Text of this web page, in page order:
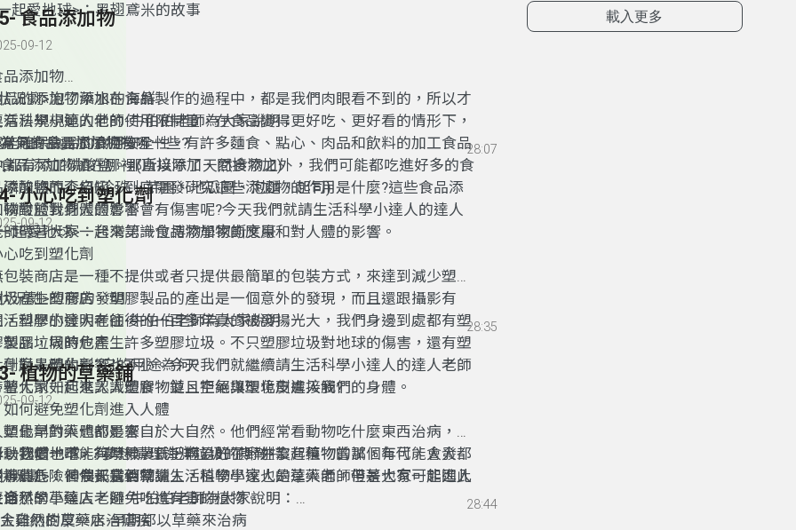
起愛地球>：黑翅鳶米的故事
食品添加物
09-12
品添加物
品的添加物添加在食品製作的過程中，都是我們肉眼看不到的，所以才
有法規規範的他的使用限制量，在食品變得更好吃、更好看的情形下，
能確保食品的食用安全性。有許多麵食、點心、肉品和飲料的加工食品
,都有添加磷酸鹽。那所以除了天然食物之外，我們可能都吃進好多的食
添加物而不自知。到底開發研究這些添加物的作用是什麼?這些食品添
物對於我們人體會不會有傷害呢?今天我們就請生活科學小達人的達人
師帶著大家一起來認識食品添加物的應用和對人體的影響。
況劇>泡了藥水的海鮮
活科學小達人老師-牛伯伯老師為大家說明：
見的食品添加物有哪一些?
何食品要加添加物?
品添加物加在哪裡(直接添加、間接添加)
磷酸鹽的介紹(珍珠、芋圓、地瓜圓、泡麵、起司)
磷酸鹽對身體的影響
起愛地球>：台灣第一位博物學家斯文豪
28:07
小心吃到塑化劑
09-12
心吃到塑化劑
包裝商店是一種不提供或者只提供最簡單的包裝方式，來達到減少塑膠
圾產生的商店。塑膠製品的產出是一個意外的發現，而且還跟攝影有
，塑膠的發明在往後的一百多年真的被發揚光大，我們身邊到處都有塑
製品，同時也產生許多塑膠垃圾。不只塑膠垃圾對地球的傷害，還有塑
劑對人體的影響也不小。今天我們就繼續請生活科學小達人的達人老師
著大家一起來認識塑膠，並且拒絕讓塑化劑進入我們的身體。
況劇>塑膠的發明
活科學小達人老師-牛伯伯老師為大家說明：
塑膠垃圾的危害
什麼是塑化劑?它的用途為何?
塑化劑如何進入人體食物鏈、空氣與環境皮膚接觸?
如何避免塑化劑進入人體
塑化劑對人體的影響
一起愛地球>：夢想清理海洋垃圾的斯勒特
28:35
植物的草藥鋪
09-12
類最早的藥也都是來自於大自然。他們經常看動物吃什麼東西治病，就
動物嚐一嚐，有時候，就把病治好了。在沒有藥物的那個年代，人人都
神農氏，個個都是藥物獵人，植物學家也是草藥師。但是也有可能因此
命了。
以我們也不能夠學神農氏，輕易的在野外拿起植物嘗試，有可能會發生
毒的危險。今天我們就請生活科學小達人的達人老師帶著大家一起進入
自然的草藥店，避免吃進有毒的植物。
況劇>：神農氏嘗百草
活科學小達人老師-牛伯伯老師為大家說明：
自然的草藥店-早期都以草藥來治病
雞納樹皮藥水治瘧疾
28:44
載入更多